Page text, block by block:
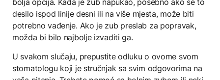
bolja opcija. Kada je zub napukao, posebno ako se to
desilo ispod linije desni ili na više mjesta, može biti
potrebno vađenje. Ako je zub preslab za popravak,
možda bi bilo najbolje izvaditi ga.
U svakom slučaju, prepustite odluku o ovome svom
stomatologu koji je stručnjak sa svim odgovorima na